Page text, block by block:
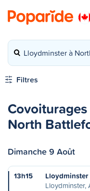
Lloydminster à
Filtres
North
Dimanche 9 Août
13h15
Lloydminster
Lloydminster,